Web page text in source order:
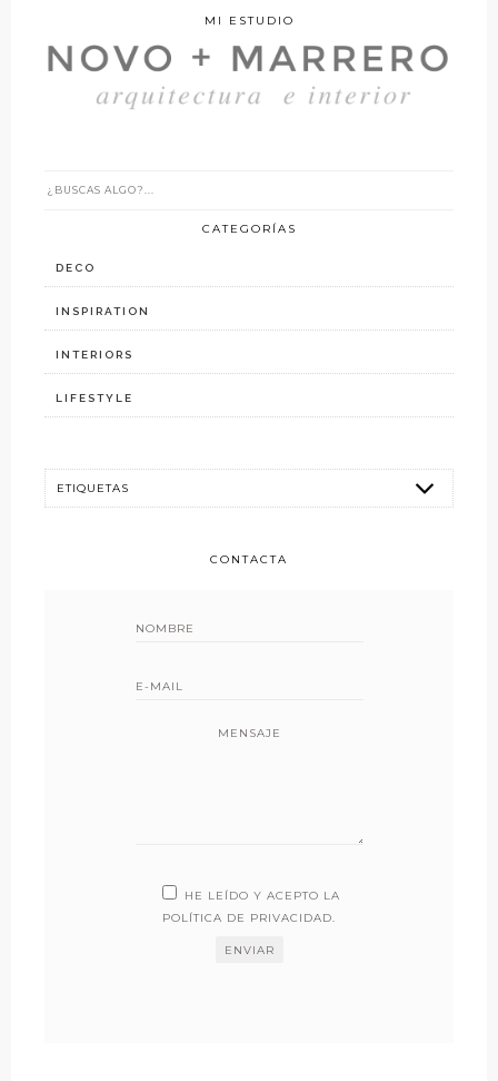
MI ESTUDIO
CATEGORÍAS
DECO
INSPIRATION
INTERIORS
LIFESTYLE
CONTACTA
MENSAJE
HE LEÍDO Y ACEPTO LA
POLÍTICA DE PRIVACIDAD.